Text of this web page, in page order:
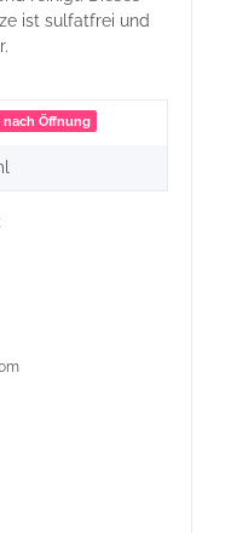
ist sulfatfrei und
Öffnung